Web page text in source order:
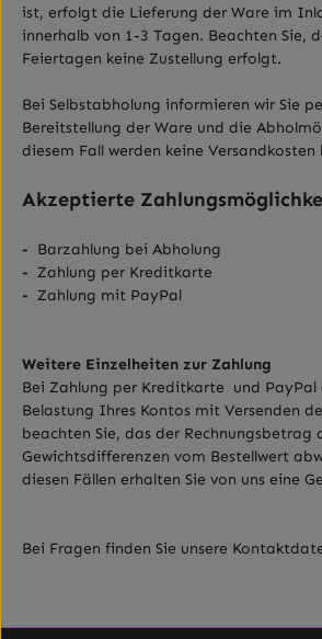
ist, erfolgt die Lieferung der Ware im
innerhalb von 1-3 Tagen. Beachten Sie,
Feiertagen keine Zustellung erfolgt.
Bei Selbstabholung informieren wir Sie
Bereitstellung der Ware und die
diesem Fall werden keine Versandkosten
Akzeptierte
- Barzahlung bei Abholung
- Zahlung per Kreditkarte
- Zahlung mit PayPal
Weitere Einzelheiten zur Zahlung
Bei Zahlung per Kreditkarte und
Belastung Ihres Kontos mit Versenden
beachten Sie, das der Rechnungsbetrag
Gewichtsdifferenzen vom Bestellwert
diesen Fällen erhalten Sie von uns eine
Bei Fragen finden Sie unsere